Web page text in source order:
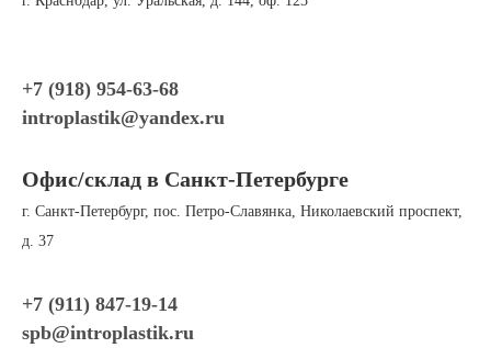
+7 (918) 954-63-68
introplastik@yandex.ru
Офис/склад в Санкт-Петербурге
г. Санкт-Петербург, пос. Петро-Славянка, Николаевский проспект,
д. 37
+7 (911) 847-19-14
spb@introplastik.ru